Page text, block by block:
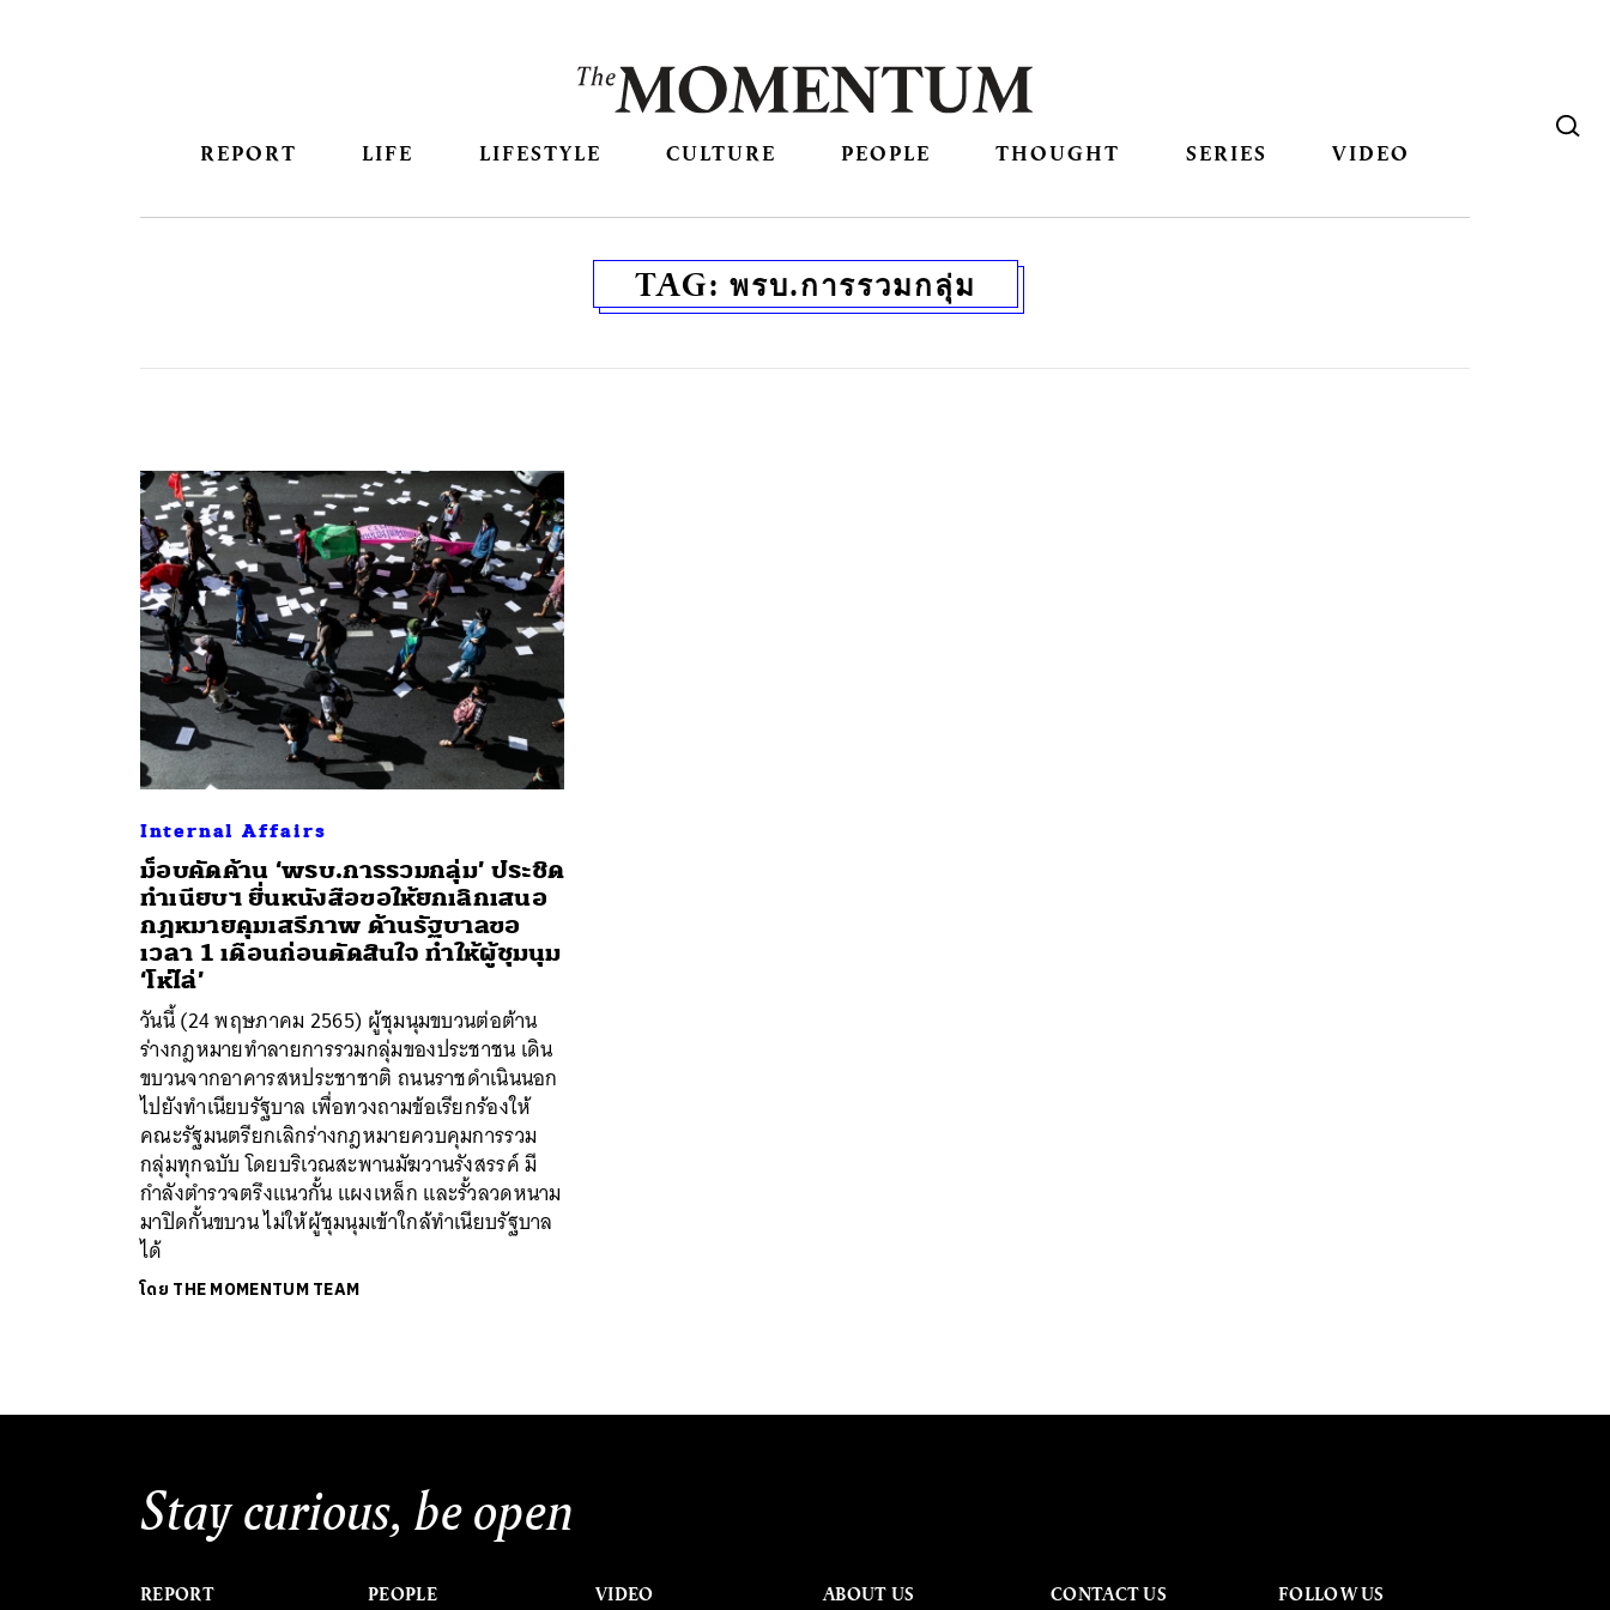
REPORT LIFE LIFESTYLE CULTURE PEOPLE THOUGHT SERIES VIDEO
TAG: พรบ.การรวมกลุ่ม
Internal Affairs
ม็อบคัดค้าน ‘พรบ.การรวมกลุ่ม’ ประชิด
ทำเนียบฯ ยื่นหนังสือขอให้ยกเลิกเสนอ
กฎหมายคุมเสรีภาพ ด้านรัฐบาลขอ
เวลา 1 เดือนก่อนตัดสินใจ ทำให้ผู้ชุมนุม
‘โห่ไล่’
วันนี้ (24 พฤษภาคม 2565) ผู้ชุมนุมขบวนต่อต้าน
ร่างกฎหมายทำลายการรวมกลุ่มของประชาชน เดิน
ขบวนจากอาคารสหประชาชาติ ถนนราชดำเนินนอก
ไปยังทำเนียบรัฐบาล เพื่อทวงถามข้อเรียกร้องให้
คณะรัฐมนตรียกเลิกร่างกฎหมายควบคุมการรวม
กลุ่มทุกฉบับ โดยบริเวณสะพานมัฆวานรังสรรค์ มี
กำลังตำรวจตรึงแนวกั้น แผงเหล็ก และรั้วลวดหนาม
มาปิดกั้นขบวน ไม่ให้ผู้ชุมนุมเข้าใกล้ทำเนียบรัฐบาล
ได้
โดย THE MOMENTUM TEAM
Stay curious, be open
REPORT PEOPLE VIDEO ABOUT US CONTACT US FOLLOW US